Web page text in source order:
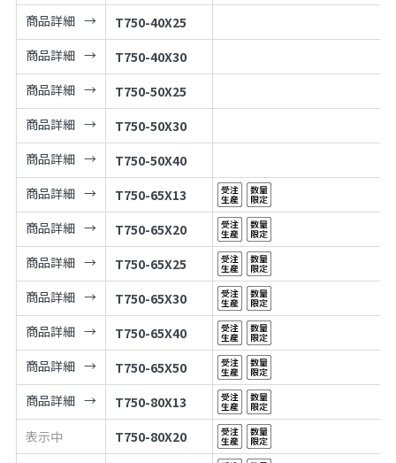
商品詳細
T750-40X25
商品詳細
T750-40X30
商品詳細
T750-50X25
商品詳細
T750-50X30
商品詳細
T750-50X40
商品詳細
T750-65X13
商品詳細
T750-65X20
商品詳細
T750-65X25
商品詳細
T750-65X30
商品詳細
T750-65X40
商品詳細
T750-65X50
商品詳細
T750-80X13
表示中
T750-80X20